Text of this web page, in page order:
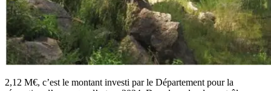
2,12 M€, c’est le montant investi par le Département pour la